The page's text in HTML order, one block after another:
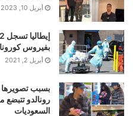
أبريل 10, 2023
بفيروس كورونا
أبريل 2, 2021
بسبب
رونالدو
السعوديات